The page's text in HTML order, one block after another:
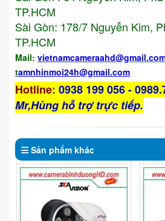
TP.HCM
Sài Gòn: 178/7 Nguyễn Kim,
TP.HCM
Mail: vietnamcameraahd
tamnhinmoi24h@gmail.com
Hotline: 0938 199 056 -
Mr,Hùng hỗ trợ trực tiếp.
Sản phẩm khác